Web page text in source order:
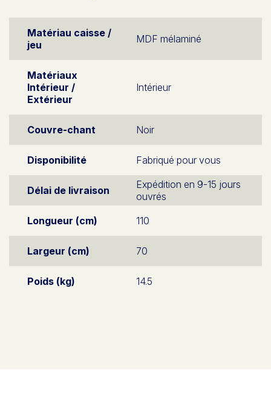
Matériau caisse /
jeu
MDF mélaminé
Matériaux
Intérieur /
Extérieur
Intérieur
Couvre-chant Noir
Disponibilité Fabriqué pour vous
Délai de livraison
Expédition en 9-15 jours
ouvrés
Longueur (cm)
110
Largeur (cm) 70
Poids (kg) 14.5